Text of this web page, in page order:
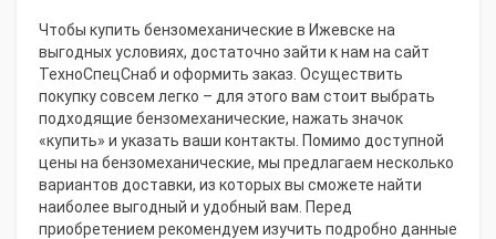
Чтобы купить бензомеханические в Ижевске на
выгодных условиях, достаточно зайти к нам на сайт
ТехноСпецСнаб и оформить заказ. Осуществить
покупку совсем легко – для этого вам стоит выбрать
подходящие бензомеханические, нажать значок
«купить» и указать ваши контакты. Помимо доступной
цены на бензомеханические, мы предлагаем несколько
вариантов доставки, из которых вы сможете найти
наиболее выгодный и удобный вам. Перед
приобретением рекомендуем изучить подробно данные